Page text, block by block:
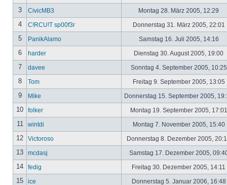
3 CivicMB3 Montag 28. März 2005, 12:29
4 C!RCU!T sp00f3r Donnerstag 31. März 2005, 22:01
5 PanikAlamo Samstag 16. Juli 2005, 14:16
6 harder Dienstag 30. August 2005, 19:00
7 davee Sonntag 4. September 2005,
8 Tom Freitag 9. September 2005, 13:05
9 Mike Donnerstag 15. September 2005,
10 folker Montag 19. September 2005,
11 wintdi Montag 7. November 2005, 15:40
12 Victoroso Donnerstag 8. Dezember 2005,
13 mcdasj Samstag 17. Dezember 2005,
14 fedig Freitag 30. Dezember 2005, 14:11
15 ice Donnerstag 5. Januar 2006, 16:48